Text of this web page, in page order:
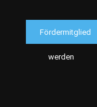
Fördermitglied
werden